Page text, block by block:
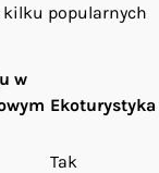
popularnych
w
Ekoturystyka
Tak